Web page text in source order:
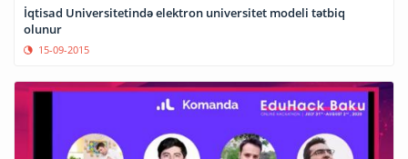
İqtisad Universitetində elektron universitet modeli tətbiq
olunur
15-09-2015